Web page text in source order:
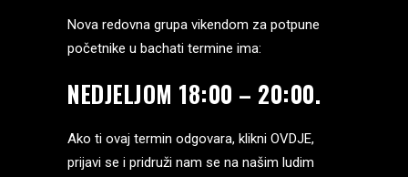
Nova redovna grupa vikendom za potpune
početnike u bachati termine ima:
NEDJELJOM 18:00 – 20:00.
Ako ti ovaj termin odgovara, klikni OVDJE,
prijavi se i pridruži nam se na našim ludim